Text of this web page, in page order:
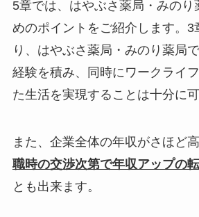
5章では、はやぶさ薬局・みのり
めのポイントをご紹介します。3
り、はやぶさ薬局・みのり薬局
経験を積み、同時にワークライ
た生活を実現することは十分に可
また、企業全体の年収がさほど
職時の交渉次第で年収アップの
とも出来ます。